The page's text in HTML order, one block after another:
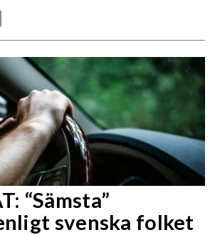
“Sämsta”
svenska folket